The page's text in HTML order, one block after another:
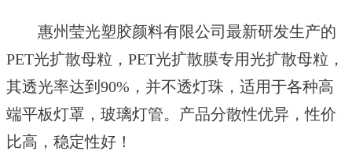
惠州莹光塑胶颜料有限公司最新研发生产的
PET光扩散母粒，PET光扩散膜专用光扩散母粒，
其透光率达到90%，并不透灯珠，适用于各种高
端平板灯罩，玻璃灯管。产品分散性优异，性价
比高，稳定性好！